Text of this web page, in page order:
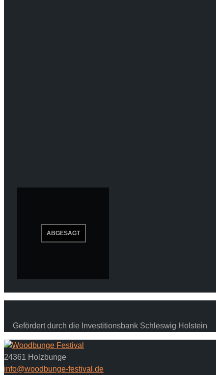
Gefördert durch die Investitionsbank Schleswig Holstein
24361 Holzbunge
info@woodbunge-festival.de